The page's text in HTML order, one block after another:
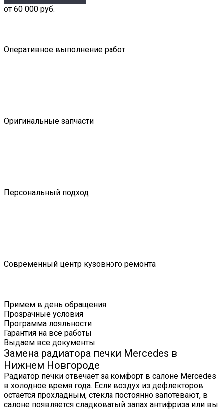
от 60 000 руб.
Оперативное выполнение работ
Оригинальные запчасти
Персональный подход
Современный центр кузовного ремонта
Примем в день обращения
Прозрачные условия
Программа лояльности
Гарантия на все работы
Выдаем все документы
Замена радиатора печки Mercedes в
Нижнем Новгороде
Радиатор печки отвечает за комфорт в салоне Mercedes
в холодное время года. Если воздух из дефлекторов
остается прохладным, стекла постоянно запотевают, в
салоне появляется сладковатый запах антифриза или вы